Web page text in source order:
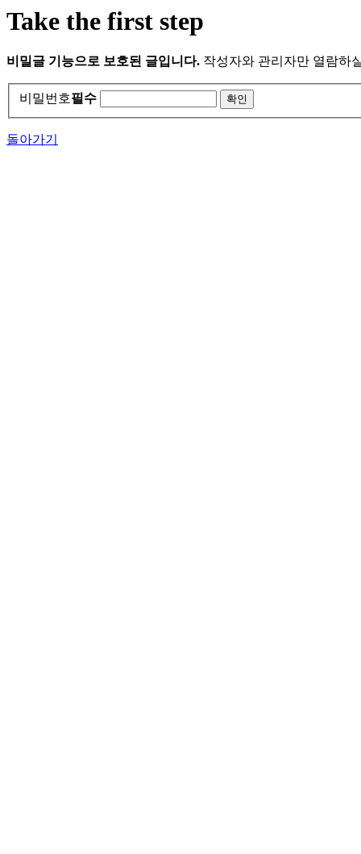
Take the first step
비밀글 기능으로 보호된 글입니다. 작성자와 관리자만 열람하
비밀번호필수
돌아가기